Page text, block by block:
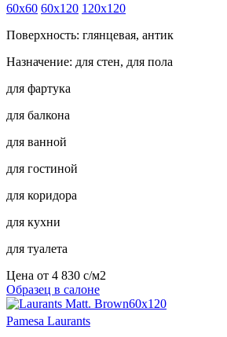
60x60 60x120 120x120
Поверхность: глянцевая, антик
Назначение: для стен, для пола
для фартука
для балкона
для ванной
для гостиной
для коридора
для кухни
для туалета
Цена от 4 830 c/м2
Образец в салоне
Pamesa Laurants